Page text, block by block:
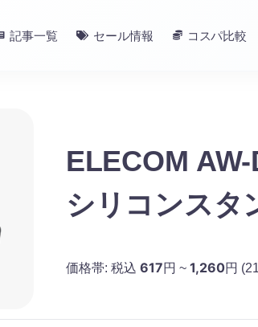
記事一覧 セール情報 コスパ比較
ELECOM
シリコンスタ
価格帯: 税込 617円 ~ 1,260円